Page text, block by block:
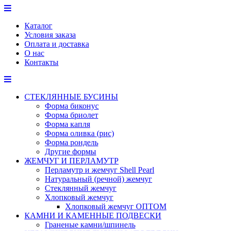
Перейти
содержимому
Каталог
Условия заказа
Оплата и доставка
О нас
Контакты
СТЕКЛЯННЫЕ БУСИНЫ
Форма биконус
Форма бриолет
Форма капля
Форма оливка (рис)
Форма рондель
Другие формы
ЖЕМЧУГ И ПЕРЛАМУТР
Перламутр и жемчуг Shell Pearl
Натуральный (речной) жемчуг
Стеклянный жемчуг
Хлопковый жемчуг
Хлопковый жемчуг ОПТОМ
КАМНИ И КАМЕННЫЕ ПОДВЕСКИ
Граненые камни/шпинель